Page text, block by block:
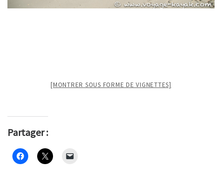
[MONTRER SOUS FORME DE VIGNETTES]
Partager :